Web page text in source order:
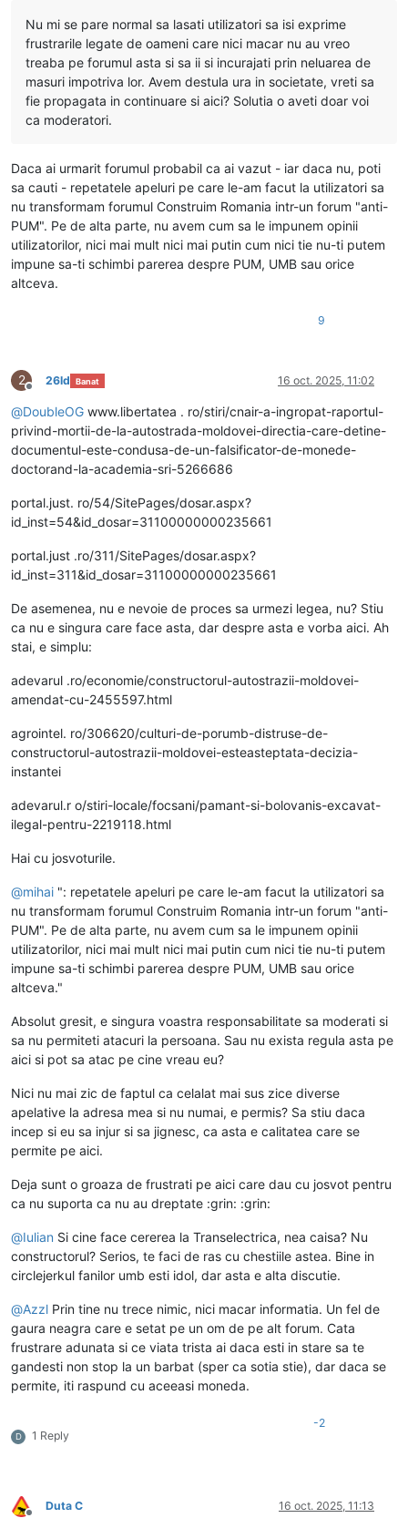
Nu mi se pare normal sa lasati utilizatori sa isi exprime
frustrarile legate de oameni care nici macar nu au vreo
treaba pe forumul asta si sa ii si incurajati prin neluarea de
masuri impotriva lor. Avem destula ura in societate, vreti sa
fie propagata in continuare si aici? Solutia o aveti doar voi
ca moderatori.
Daca ai urmarit forumul probabil ca ai vazut - iar daca nu, poti
sa cauti - repetatele apeluri pe care le-am facut la utilizatori sa
nu transformam forumul Construim Romania intr-un forum "anti-
PUM". Pe de alta parte, nu avem cum sa le impunem opinii
utilizatorilor, nici mai mult nici mai putin cum nici tie nu-ti putem
impune sa-ti schimbi parerea despre PUM, UMB sau orice
altceva.
9
2
Deconectat
26ld Banat 16 oct. 2025, 11:02
@DoubleOG www.libertatea . ro/stiri/cnair-a-ingropat-raportul-
privind-mortii-de-la-autostrada-moldovei-directia-care-detine-
documentul-este-condusa-de-un-falsificator-de-monede-
doctorand-la-academia-sri-5266686
portal.just. ro/54/SitePages/dosar.aspx?
id_inst=54&id_dosar=31100000000235661
portal.just .ro/311/SitePages/dosar.aspx?
id_inst=311&id_dosar=31100000000235661
De asemenea, nu e nevoie de proces sa urmezi legea, nu? Stiu
ca nu e singura care face asta, dar despre asta e vorba aici. Ah
stai, e simplu:
adevarul .ro/economie/constructorul-autostrazii-moldovei-
amendat-cu-2455597.html
agrointel. ro/306620/culturi-de-porumb-distruse-de-
constructorul-autostrazii-moldovei-esteasteptata-decizia-
instantei
adevarul.r o/stiri-locale/focsani/pamant-si-bolovanis-excavat-
ilegal-pentru-2219118.html
Hai cu josvoturile.
@mihai ": repetatele apeluri pe care le-am facut la utilizatori sa
nu transformam forumul Construim Romania intr-un forum "anti-
PUM". Pe de alta parte, nu avem cum sa le impunem opinii
utilizatorilor, nici mai mult nici mai putin cum nici tie nu-ti putem
impune sa-ti schimbi parerea despre PUM, UMB sau orice
altceva."
Absolut gresit, e singura voastra responsabilitate sa moderati si
sa nu permiteti atacuri la persoana. Sau nu exista regula asta pe
aici si pot sa atac pe cine vreau eu?
Nici nu mai zic de faptul ca celalat mai sus zice diverse
apelative la adresa mea si nu numai, e permis? Sa stiu daca
incep si eu sa injur si sa jignesc, ca asta e calitatea care se
permite pe aici.
Deja sunt o groaza de frustrati pe aici care dau cu josvot pentru
ca nu suporta ca nu au dreptate :grin: :grin:
@Iulian Si cine face cererea la Transelectrica, nea caisa? Nu
constructorul? Serios, te faci de ras cu chestiile astea. Bine in
circlejerkul fanilor umb esti idol, dar asta e alta discutie.
@Azzl Prin tine nu trece nimic, nici macar informatia. Un fel de
gaura neagra care e setat pe un om de pe alt forum. Cata
frustrare adunata si ce viata trista ai daca esti in stare sa te
gandesti non stop la un barbat (sper ca sotia stie), dar daca se
permite, iti raspund cu aceeasi moneda.
D 1 Reply
-2
Duta C 16 oct. 2025, 11:13